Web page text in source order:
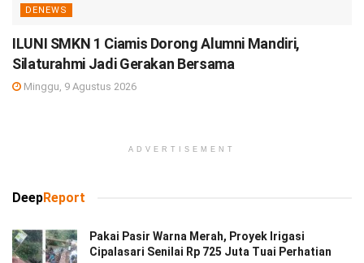
DENEWS
ILUNI SMKN 1 Ciamis Dorong Alumni Mandiri,
Silaturahmi Jadi Gerakan Bersama
Minggu, 9 Agustus 2026
ADVERTISEMENT
DeepReport
Pakai Pasir Warna Merah, Proyek Irigasi
Cipalasari Senilai Rp 725 Juta Tuai Perhatian